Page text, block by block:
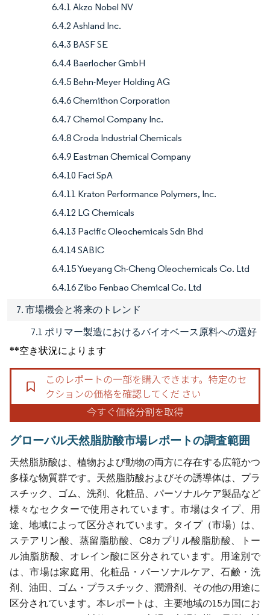
6.4.1 Akzo Nobel NV
6.4.2 Ashland Inc.
6.4.3 BASF SE
6.4.4 Baerlocher GmbH
6.4.5 Behn-Meyer Holding AG
6.4.6 Chemithon Corporation
6.4.7 Chemol Company Inc.
6.4.8 Croda Industrial Chemicals
6.4.9 Eastman Chemical Company
6.4.10 Faci SpA
6.4.11 Kraton Performance Polymers, Inc.
6.4.12 LG Chemicals
6.4.13 Pacific Oleochemicals Sdn Bhd
6.4.14 SABIC
6.4.15 Yueyang Ch-Cheng Oleochemicals Co. Ltd
6.4.16 Zibo Fenbao Chemical Co. Ltd
7. 市場機会と将来のトレンド
7.1 ポリマー製造におけるバイオベース原料への選好
**空き状況によります
グローバル天然脂肪酸市場レポートの調査範囲
天然脂肪酸は、植物および動物の両方に存在する広範かつ
多様な物質群です。天然脂肪酸およびその誘導体は、プラ
スチック、ゴム、洗剤、化粧品、パーソナルケア製品など
様々なセクターで使用されています。市場はタイプ、用
途、地域によって区分されています。タイプ（市場）は、
ステアリン酸、蒸留脂肪酸、C8カプリル酸脂肪酸、トー
ル油脂肪酸、オレイン酸に区分されています。用途別で
は、市場は家庭用、化粧品・パーソナルケア、石鹸・洗
剤、油田、ゴム・プラスチック、潤滑剤、その他の用途に
区分されています。本レポートは、主要地域の15カ国にお